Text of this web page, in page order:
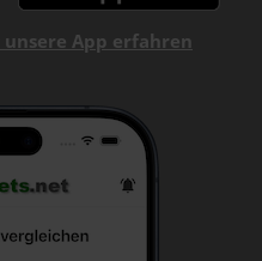
App erfahren